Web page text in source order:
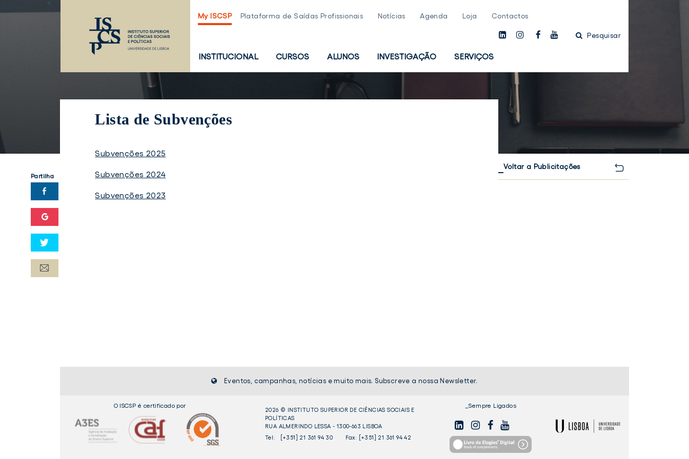
My ISCSP Plataforma de Saídas Profissionais Notícias Agenda Loja Contactos
linkedininstagamfacebook
youtubePesquisar
PÁGINA
PRINCIPAL
INSTITUCIONAL CURSOS ALUNOS INVESTIGAÇÃO SERVIÇOS
Partilha
Lista de Subvenções
Subvenções 2025
Subvenções 2024
Subvenções 2023
Voltar a Publicitações
Eventos, campanhas, notícias e muito mais. Subscreve a nossa Newsletter.
O ISCSP é certificado por
2026 © INSTITUTO SUPERIOR DE CIÊNCIAS SOCIAIS E
POLÍTICAS
RUA ALMERINDO LESSA - 1300-663 LISBOA
Tel:
[+351] 21 361 94 30 Fax: [+351] 21 361 94 42
_Sempre Ligados